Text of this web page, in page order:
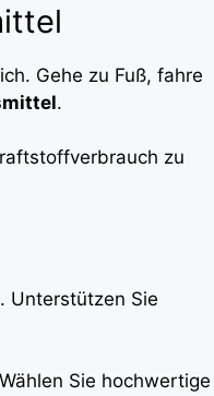
Gehe zu Fuß, fahre
.
zu
Unterstützen Sie
Sie hochwertige